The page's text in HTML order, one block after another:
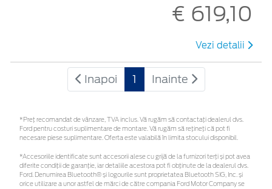
€ 619,10
Vezi detalii
Inapoi 1 Inainte
*Preţ recomandat de vânzare, TVA inclus. Vă rugăm să contactaţi dealerul dvs.
Ford pentru costuri suplimentare de montare. Vă rugăm să rețineți că pot fi
necesare piese suplimentare. Oferta este valabilă în limita stocului disponibil.
*Accesoriile identificate sunt accesorii alese cu grijă de la furnizori terți și pot avea
diferite condiții de garanție, iar detaliile acestora pot fi obținute de la dealerul dvs.
Ford. Denumirea Bluetooth® și logourile sunt proprietatea Bluetooth SIG, Inc. și
orice utilizare a unor astfel de mărci de către compania Ford Motor Company se